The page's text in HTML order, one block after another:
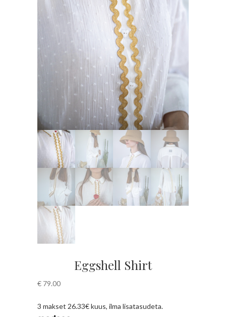
Eggshell Shirt
€ 79.00
3 makset 26.33€ kuus, ilma lisatasudeta.